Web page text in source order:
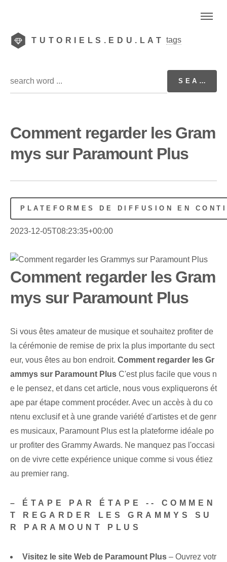
TUTORIELS.EDU.LAT tags
Comment regarder les Gram
mys sur Paramount Plus
PLATEFORMES DE DIFFUSION EN
2023-12-05T08:23:35+00:00
Comment regarder les Gram
mys sur Paramount Plus
Si vous êtes amateur de musique et souhaitez profiter de
la cérémonie de remise de prix la plus importante du sect
eur, vous êtes au bon endroit. Comment regarder les Gr
ammys sur Paramount Plus C'est plus facile que vous n
e le pensez, et dans cet article, nous vous expliquerons ét
ape par étape comment procéder. Avec un accès à du co
ntenu exclusif et à une grande variété d'artistes et de genr
es musicaux, Paramount Plus est la plateforme idéale po
ur profiter des Grammy Awards. Ne manquez pas l'occasi
on de vivre cette expérience unique comme si vous étiez
au premier rang.
– ÉTAPE PAR ÉTAPE -- COMMEN
T REGARDER LES GRAMMYS SU
R PARAMOUNT PLUS
Visitez le site Web de Paramount Plus – Ouvrez votr